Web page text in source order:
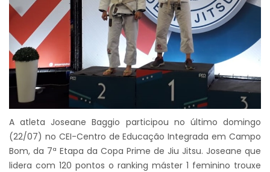
A atleta Joseane Baggio participou no último domingo
(22/07) no CEI-Centro de Educação Integrada em Campo
Bom, da 7ª Etapa da Copa Prime de Jiu Jitsu. Joseane que
lidera com 120 pontos o ranking máster 1 feminino trouxe